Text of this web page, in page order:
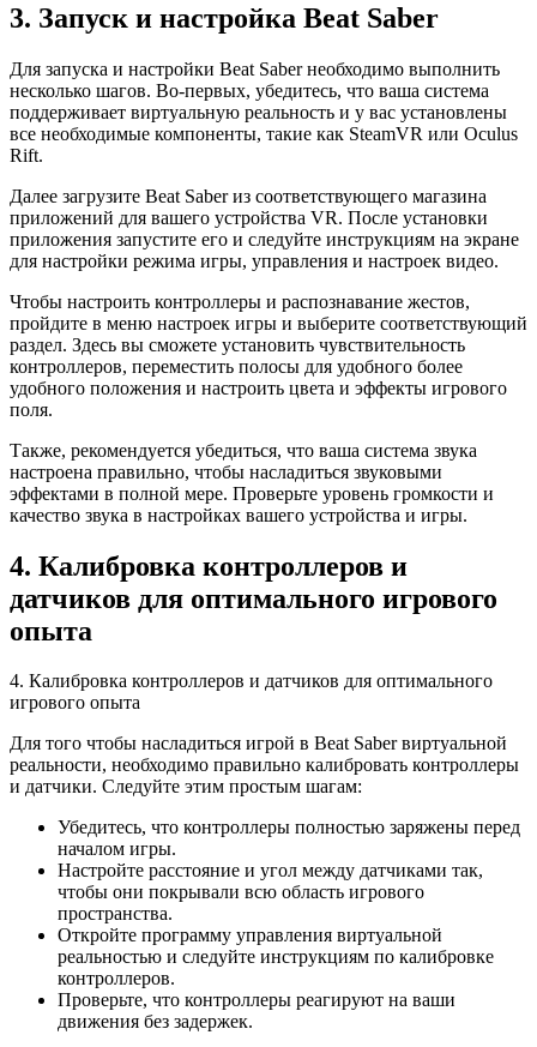
3. Запуск и настройка Beat Saber
Для запуска и настройки Beat Saber необходимо выполнить
несколько шагов. Во-первых, убедитесь, что ваша система
поддерживает виртуальную реальность и у вас установлены
все необходимые компоненты, такие как SteamVR или Oculus
Rift.
Далее загрузите Beat Saber из соответствующего магазина
приложений для вашего устройства VR. После установки
приложения запустите его и следуйте инструкциям на экране
для настройки режима игры, управления и настроек видео.
Чтобы настроить контроллеры и распознавание жестов,
пройдите в меню настроек игры и выберите соответствующий
раздел. Здесь вы сможете установить чувствительность
контроллеров, переместить полосы для удобного более
удобного положения и настроить цвета и эффекты игрового
поля.
Также, рекомендуется убедиться, что ваша система звука
настроена правильно, чтобы насладиться звуковыми
эффектами в полной мере. Проверьте уровень громкости и
качество звука в настройках вашего устройства и игры.
4. Калибровка контроллеров и
датчиков для оптимального игрового
опыта
4. Калибровка контроллеров и датчиков для оптимального
игрового опыта
Для того чтобы насладиться игрой в Beat Saber виртуальной
реальности, необходимо правильно калибровать контроллеры
и датчики. Следуйте этим простым шагам:
Убедитесь, что контроллеры полностью заряжены перед
началом игры.
Настройте расстояние и угол между датчиками так,
чтобы они покрывали всю область игрового
пространства.
Откройте программу управления виртуальной
реальностью и следуйте инструкциям по калибровке
контроллеров.
Проверьте, что контроллеры реагируют на ваши
движения без задержек.